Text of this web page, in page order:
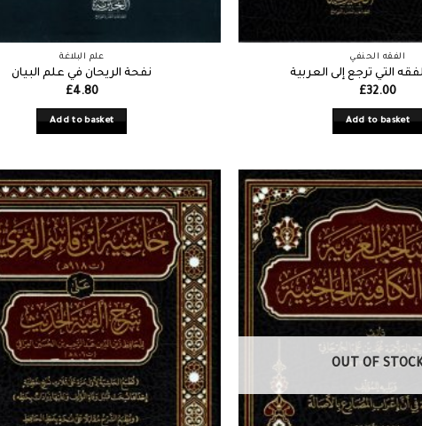
علم البلاغة
نفحة الريحان في علم البيان
£4.80
Add to basket
الفقه الحنفي
التي ترجع إلى العربية
£32.00
Add to basket
OUT OF